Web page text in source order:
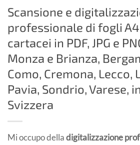
Scansione e
professionale di fogli
cartacei in PDF, JPG e
Monza e Brianza,
Como, Cremona, Lecco,
Pavia, Sondrio, Varese,
Svizzera
Mi occupo delladigitalizzazione